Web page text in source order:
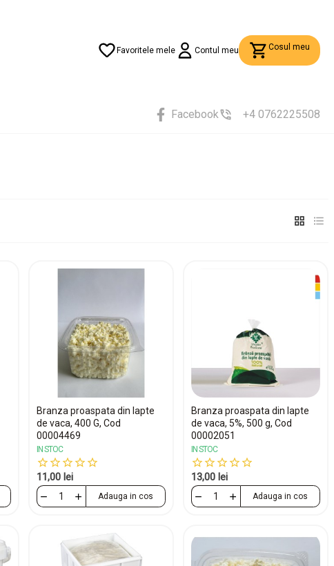
Favoritele mele Contul meu Cosul meu
Facebook +4 0762225508
Branza proaspata din lapte
de vaca, 400 G, Cod
00004469
IN STOC
11,00 lei
Adauga in cos
Branza proaspata din lapte
de vaca, 5%, 500 g, Cod
00002051
IN STOC
13,00 lei
Adauga in cos